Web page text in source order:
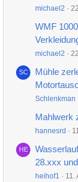
michael2
WMF
michael2
Mühle
Schlenkman
Mahlwerk
hannesrd
28.xxx
heihof1 11.